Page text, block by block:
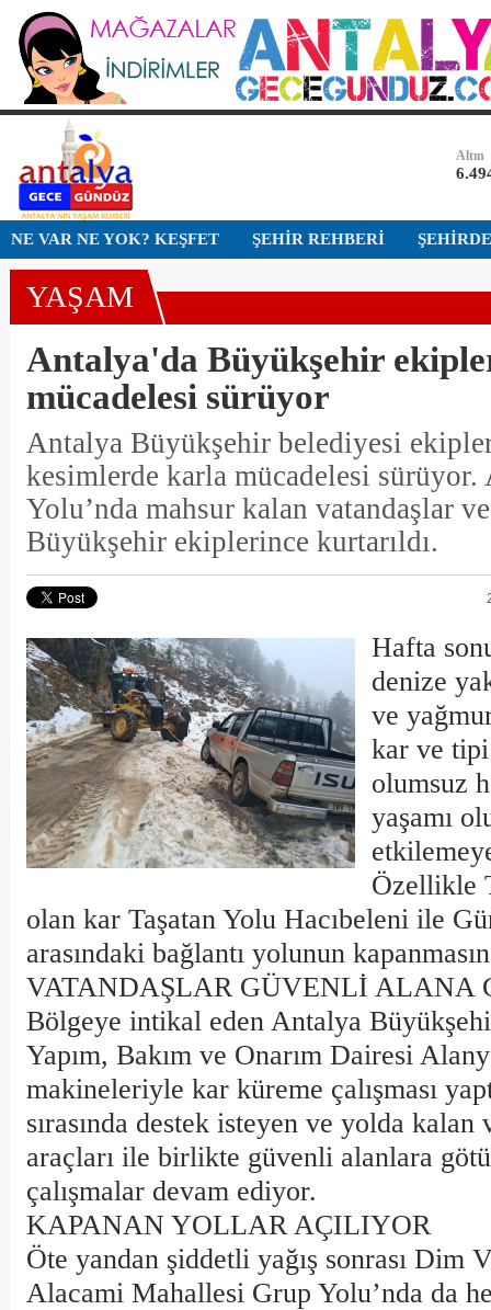
Dolar
Euro
Altın
Bist-
NE VAR NE YOK? KEŞFET ŞEHİR REHBERİ
YAŞAM
Antalya'da Büyükşehir
mücadelesi sürüyor
Antalya Büyükşehir belediyesi
kesimlerde karla mücadelesi sürüyor.
Yolu’nda mahsur kalan vatandaşlar
Büyükşehir ekiplerince kurtarıldı.
Hafta
denize
ve
kar ve
olumsuz
yaşamı
Özellikle
olan kar Taşatan Yolu Hacıbeleni ile
arasındaki bağlantı yolunun
VATANDAŞLAR GÜVENLİ ALANA
Bölgeye intikal eden Antalya
Yapım, Bakım ve Onarım Dairesi
makineleriyle kar küreme çalışması
sırasında destek isteyen ve yolda kalan
araçları ile birlikte güvenli alanlara
çalışmalar devam ediyor.
KAPANAN YOLLAR AÇILIYOR
Öte yandan şiddetli yağış sonrası Dim
Alacami Mahallesi Grup Yolu’nda da